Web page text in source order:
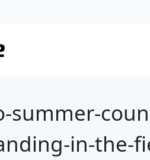
summer-
in-the-